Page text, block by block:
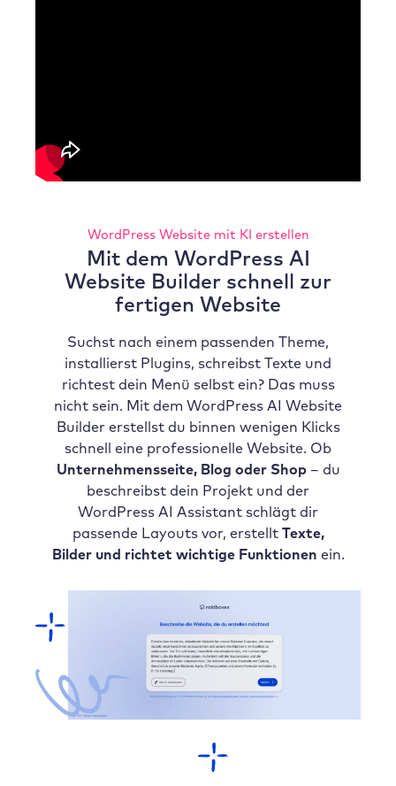
WordPress Website mit KI erstellen
Mit dem WordPress AI
Website Builder schnell zur
fertigen Website
Suchst nach einem passenden Theme,
installierst Plugins, schreibst Texte und
richtest dein Menü selbst ein? Das muss
nicht sein. Mit dem WordPress AI Website
Builder erstellst du binnen wenigen Klicks
schnell eine professionelle Website. Ob
Unternehmensseite, Blog oder Shop– du
beschreibst dein Projekt und der
WordPress AI Assistant schlägt dir
passende Layouts vor, erstellt Texte,
Bilder und richtet wichtige Funktionen ein.